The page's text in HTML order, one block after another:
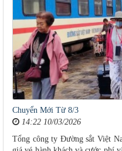
Chuyển Mới Từ 8/3
14:22 10/03/2026
Tổng công ty Đường sắt Việt